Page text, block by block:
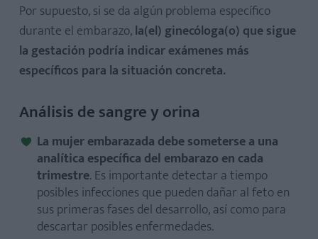
Por supuesto, si se da algún problema específico
durante el embarazo,la(el) ginecóloga(o) que sigue
la gestación podría indicar exámenes más
específicos para la situación concreta.
Análisis de sangre y orina
La mujer embarazada debe someterse a una
analítica específica del embarazo en cada
trimestre. Es importante detectar a tiempo
posibles infecciones que pueden dañar al feto en
sus primeras fases del desarrollo, así como para
descartar posibles enfermedades.